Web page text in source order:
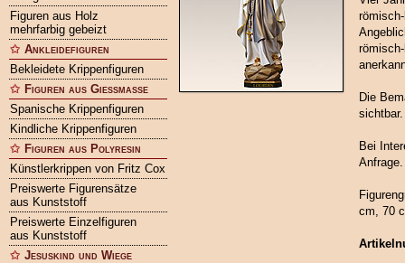
Figuren aus Holz
mehrfarbig gebeizt
Ankleidefiguren
Bekleidete Krippenfiguren
Figuren aus Gießmasse
Spanische Krippenfiguren
Kindliche Krippenfiguren
Figuren aus Polyresin
Künstlerkrippen von Fritz Cox
Preiswerte Figurensätze
aus Kunststoff
Preiswerte Einzelfiguren
aus Kunststoff
Jesuskind und Wiege
Die
Bei
Anfrage.
cm, 70